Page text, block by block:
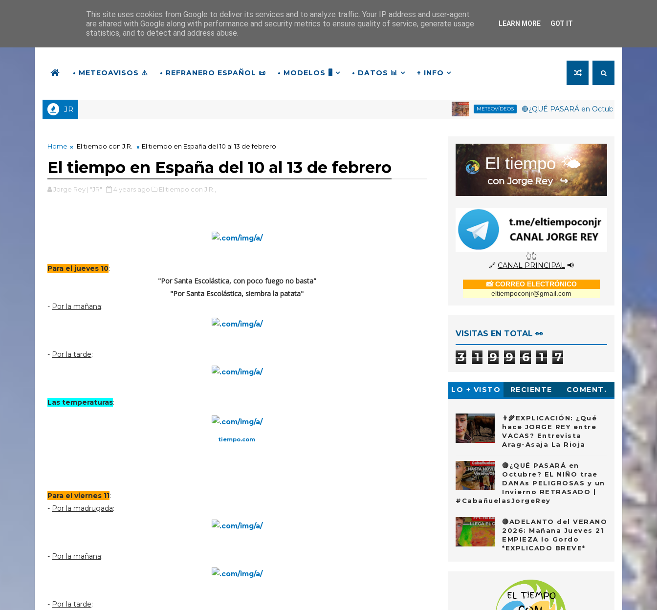
• METEOAVISOS ⚠️ • REFRANERO ESPAÑOL 📜 • MODELOS 🖥️ • DATOS 📊 + INFO
JR METEOVÍDEOS 🔴¿QUÉ PASARÁ en Octubre? EL NIÑO trae
Home El tiempo con J.R. El tiempo en España del 10 al 13 de febrero
El tiempo en España del 10 al 13 de febrero
Jorge Rey | "JR" 4 years ago El tiempo con J.R.,
Para el jueves 10:
"Por Santa Escolástica, con poco fuego no basta"
"Por Santa Escolástica, siembra la patata"
- Por la mañana:
- Por la tarde:
Las temperaturas:
tiempo.com
Para el viernes 11:
- Por la madrugada:
- Por la mañana:
- Por la tarde:
El tiempo 🌤️
con Jorge Rey ↪
👆👆
🔗 CANAL PRINCIPAL 📢
📸 CORREO ELECTRÓNICO
eltiempoconjr@gmail.com
VISITAS EN TOTAL 👀
3 1 9 9 6 1 7
LO + VISTO RECIENTE COMENT.
👨‍🌾EXPLICACIÓN: ¿Qué
hace JORGE REY entre
VACAS? Entrevista
Arag-Asaja La Rioja
🔴¿QUÉ PASARÁ en
Octubre? EL NIÑO trae
DANAs PELIGROSAS y un
Invierno RETRASADO |
#CabañuelasJorgeRey
🔴ADELANTO del VERANO
2026: Mañana Jueves 21
EMPIEZA lo Gordo
*EXPLICADO BREVE*
This site uses cookies from Google to deliver its services and to analyze traffic. Your IP address and user-agent
are shared with Google along with performance and security metrics to ensure quality of service, generate usage
statistics, and to detect and address abuse.
LEARN MORE GOT IT